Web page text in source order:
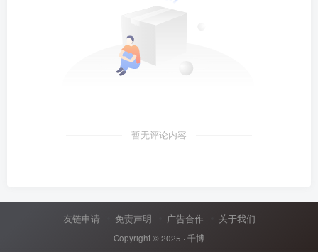
暂无评论内容
友链申请 免责声明 广告合作 关于我们
Copyright © 2025 · 千博